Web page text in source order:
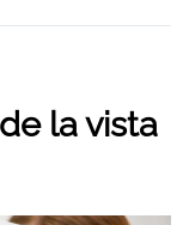
la vista